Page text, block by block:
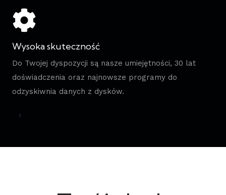
Wysoka skuteczność
Do Twojej dyspozycji są nasze umiejętności, 30 lat
doświadczenia oraz najnowsze programy do
odzyskiwnia danych z dysków.